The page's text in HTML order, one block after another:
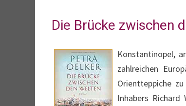
Die Brücke zwischen
Konstantinopel,
zahlreichen
Orientteppiche
Inhabers